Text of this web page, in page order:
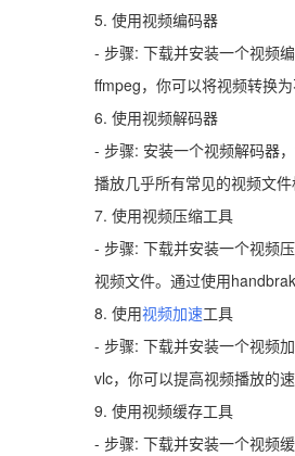
5. 使用视频编码器
- 步骤: 下载并安装一个视频
ffmpeg，你可以将视频转换
6. 使用视频解码器
- 步骤: 安装一个视频解码器
播放几乎所有常见的视频文件
7. 使用视频压缩工具
- 步骤: 下载并安装一个视频
视频文件。通过使用
8. 使用视频加速工具
- 步骤: 下载并安装一个视频
vlc，你可以提高视频播放的
9. 使用视频缓存工具
- 步骤: 下载并安装一个视频